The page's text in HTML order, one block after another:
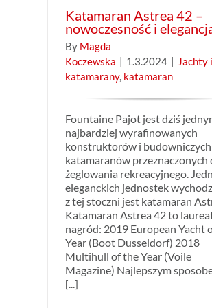
Katamaran Astrea 42 –
nowoczesność i
By Magda
Koczewska | 1.3.2024 | Jachty i
katamarany, katamaran
Fountaine Pajot jest dziś
najbardziej wyrafinowanych
konstruktorów i budowniczych
katamaranów przeznaczonych
żeglowania rekreacyjnego.
eleganckich jednostek
z tej stoczni jest katamaran
Katamaran Astrea 42 to
nagród: 2019 European Yacht
Year (Boot Dusseldorf) 2018
Multihull of the Year (Voile
Magazine) Najlepszym
[...]